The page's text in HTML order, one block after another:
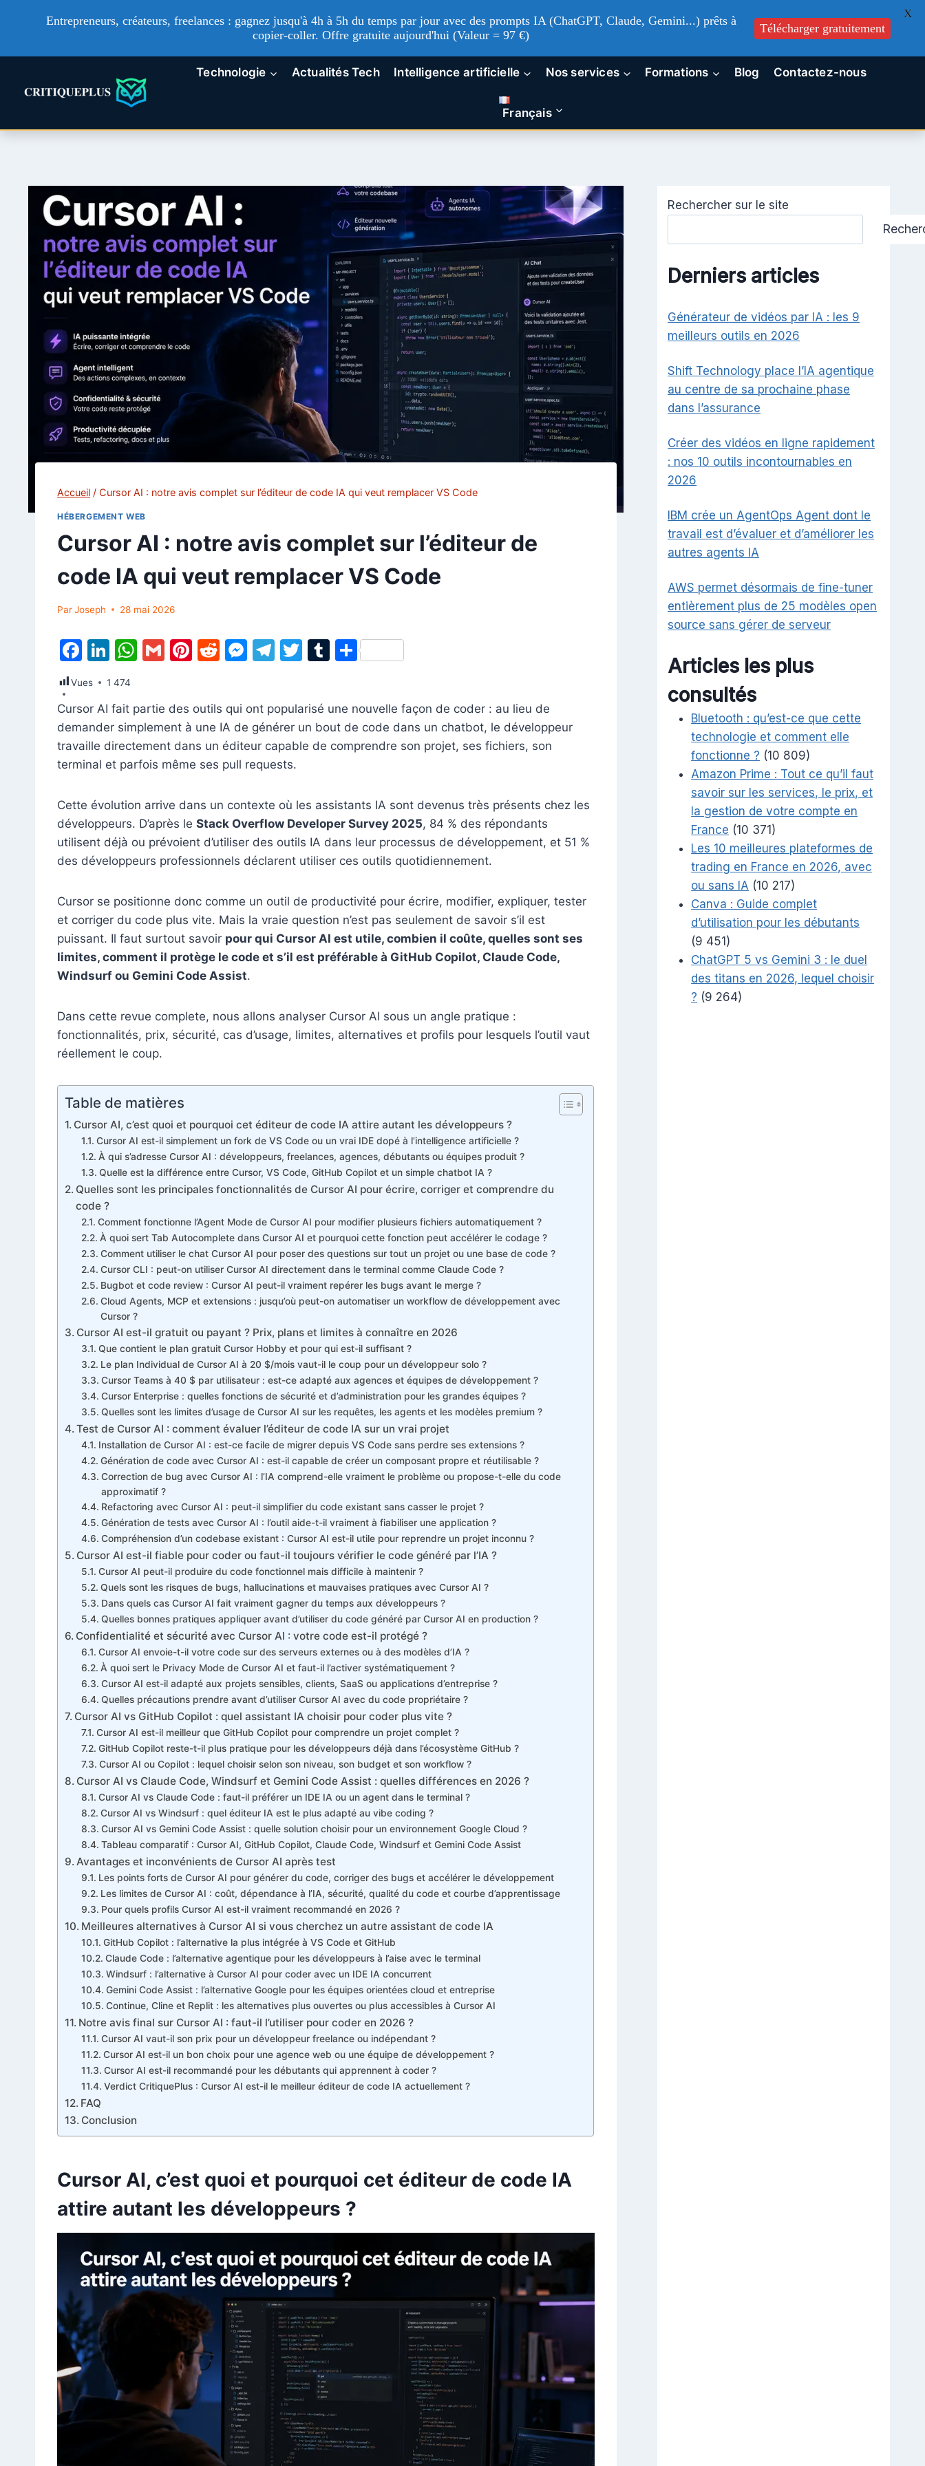
Technologie Actualités Tech Intelligence artificielle Nos services Formations Blog Contactez-nous
Français
Accueil / Cursor AI : notre avis complet sur l’éditeur de code IA qui veut remplacer VS Code
HÉBERGEMENT WEB
Cursor AI : notre avis complet sur l’éditeur de
code IA qui veut remplacer VS Code
ParJoseph 28 mai 2026
F
c
e
b
o
k
Li
n
k
e
dI
n
W
s
A
p
G
l
Pi
e
st
R
di
t
M
s
e
n
er
T
gr
a
m
T
er
T
bl
r
P
g
er
Vues 1 474
Cursor AI fait partie des outils qui ont popularisé une nouvelle façon de coder : au lieu de
demander simplement à une IA de générer un bout de code dans un chatbot, le développeur
travaille directement dans un éditeur capable de comprendre son projet, ses fichiers, son
terminal et parfois même ses pull requests.
Cette évolution arrive dans un contexte où les assistants IA sont devenus très présents chez les
développeurs. D’après le Stack Overflow Developer Survey 2025, 84 % des répondants
utilisent déjà ou prévoient d’utiliser des outils IA dans leur processus de développement, et 51 %
des développeurs professionnels déclarent utiliser ces outils quotidiennement.
Cursor se positionne donc comme un outil de productivité pour écrire, modifier, expliquer, tester
et corriger du code plus vite. Mais la vraie question n’est pas seulement de savoir s’il est
puissant. Il faut surtout savoir pour qui Cursor AI est utile, combien il coûte, quelles sont ses
limites, comment il protège le code et s’il est préférable à GitHub Copilot, Claude Code,
Windsurf ou Gemini Code Assist.
Dans cette revue complete, nous allons analyser Cursor AI sous un angle pratique :
fonctionnalités, prix, sécurité, cas d’usage, limites, alternatives et profils pour lesquels l’outil vaut
réellement le coup.
Table de matières
Cursor AI, c’est quoi et pourquoi cet éditeur de code IA attire autant les développeurs ?
Cursor AI est-il simplement un fork de VS Code ou un vrai IDE dopé à l’intelligence artificielle ?
À qui s’adresse Cursor AI : développeurs, freelances, agences, débutants ou équipes produit ?
Quelle est la différence entre Cursor, VS Code, GitHub Copilot et un simple chatbot IA ?
Quelles sont les principales fonctionnalités de Cursor AI pour écrire, corriger et comprendre du
code ?
Comment fonctionne l’Agent Mode de Cursor AI pour modifier plusieurs fichiers automatiquement ?
À quoi sert Tab Autocomplete dans Cursor AI et pourquoi cette fonction peut accélérer le codage ?
Comment utiliser le chat Cursor AI pour poser des questions sur tout un projet ou une base de code ?
Cursor CLI : peut-on utiliser Cursor AI directement dans le terminal comme Claude Code ?
Bugbot et code review : Cursor AI peut-il vraiment repérer les bugs avant le merge ?
Cloud Agents, MCP et extensions : jusqu’où peut-on automatiser un workflow de développement avec
Cursor ?
Cursor AI est-il gratuit ou payant ? Prix, plans et limites à connaître en 2026
Que contient le plan gratuit Cursor Hobby et pour qui est-il suffisant ?
Le plan Individual de Cursor AI à 20 $/mois vaut-il le coup pour un développeur solo ?
Cursor Teams à 40 $ par utilisateur : est-ce adapté aux agences et équipes de développement ?
Cursor Enterprise : quelles fonctions de sécurité et d’administration pour les grandes équipes ?
Quelles sont les limites d’usage de Cursor AI sur les requêtes, les agents et les modèles premium ?
Test de Cursor AI : comment évaluer l’éditeur de code IA sur un vrai projet
Installation de Cursor AI : est-ce facile de migrer depuis VS Code sans perdre ses extensions ?
Génération de code avec Cursor AI : est-il capable de créer un composant propre et réutilisable ?
Correction de bug avec Cursor AI : l’IA comprend-elle vraiment le problème ou propose-t-elle du code
approximatif ?
Refactoring avec Cursor AI : peut-il simplifier du code existant sans casser le projet ?
Génération de tests avec Cursor AI : l’outil aide-t-il vraiment à fiabiliser une application ?
Compréhension d’un codebase existant : Cursor AI est-il utile pour reprendre un projet inconnu ?
Cursor AI est-il fiable pour coder ou faut-il toujours vérifier le code généré par l’IA ?
Cursor AI peut-il produire du code fonctionnel mais difficile à maintenir ?
Quels sont les risques de bugs, hallucinations et mauvaises pratiques avec Cursor AI ?
Dans quels cas Cursor AI fait vraiment gagner du temps aux développeurs ?
Quelles bonnes pratiques appliquer avant d’utiliser du code généré par Cursor AI en production ?
Confidentialité et sécurité avec Cursor AI : votre code est-il protégé ?
Cursor AI envoie-t-il votre code sur des serveurs externes ou à des modèles d’IA ?
À quoi sert le Privacy Mode de Cursor AI et faut-il l’activer systématiquement ?
Cursor AI est-il adapté aux projets sensibles, clients, SaaS ou applications d’entreprise ?
Quelles précautions prendre avant d’utiliser Cursor AI avec du code propriétaire ?
Cursor AI vs GitHub Copilot : quel assistant IA choisir pour coder plus vite ?
Cursor AI est-il meilleur que GitHub Copilot pour comprendre un projet complet ?
GitHub Copilot reste-t-il plus pratique pour les développeurs déjà dans l’écosystème GitHub ?
Cursor AI ou Copilot : lequel choisir selon son niveau, son budget et son workflow ?
Cursor AI vs Claude Code, Windsurf et Gemini Code Assist : quelles différences en 2026 ?
Cursor AI vs Claude Code : faut-il préférer un IDE IA ou un agent dans le terminal ?
Cursor AI vs Windsurf : quel éditeur IA est le plus adapté au vibe coding ?
Cursor AI vs Gemini Code Assist : quelle solution choisir pour un environnement Google Cloud ?
Tableau comparatif : Cursor AI, GitHub Copilot, Claude Code, Windsurf et Gemini Code Assist
Avantages et inconvénients de Cursor AI après test
Les points forts de Cursor AI pour générer du code, corriger des bugs et accélérer le développement
Les limites de Cursor AI : coût, dépendance à l’IA, sécurité, qualité du code et courbe d’apprentissage
Pour quels profils Cursor AI est-il vraiment recommandé en 2026 ?
Meilleures alternatives à Cursor AI si vous cherchez un autre assistant de code IA
GitHub Copilot : l’alternative la plus intégrée à VS Code et GitHub
Claude Code : l’alternative agentique pour les développeurs à l’aise avec le terminal
Windsurf : l’alternative à Cursor AI pour coder avec un IDE IA concurrent
Gemini Code Assist : l’alternative Google pour les équipes orientées cloud et entreprise
Continue, Cline et Replit : les alternatives plus ouvertes ou plus accessibles à Cursor AI
Notre avis final sur Cursor AI : faut-il l’utiliser pour coder en 2026 ?
Cursor AI vaut-il son prix pour un développeur freelance ou indépendant ?
Cursor AI est-il un bon choix pour une agence web ou une équipe de développement ?
Cursor AI est-il recommandé pour les débutants qui apprennent à coder ?
Verdict CritiquePlus : Cursor AI est-il le meilleur éditeur de code IA actuellement ?
FAQ
Conclusion
Cursor AI, c’est quoi et pourquoi cet éditeur de code IA
attire autant les développeurs ?
Rechercher sur le site
Derniers articles
Générateur de vidéos par IA : les 9
meilleurs outils en 2026
Shift Technology place l’IA agentique
au centre de sa prochaine phase
dans l’assurance
Créer des vidéos en ligne rapidement
: nos 10 outils incontournables en
2026
IBM crée un AgentOps Agent dont le
travail est d’évaluer et d’améliorer les
autres agents IA
AWS permet désormais de fine-tuner
entièrement plus de 25 modèles open
source sans gérer de serveur
Articles les plus
consultés
Bluetooth : qu’est-ce que cette
technologie et comment elle
fonctionne ? (10 809)
Amazon Prime : Tout ce qu’il faut
savoir sur les services, le prix, et
la gestion de votre compte en
France (10 371)
Les 10 meilleures plateformes de
trading en France en 2026, avec
ou sans IA (10 217)
Canva : Guide complet
d’utilisation pour les débutants
(9 451)
ChatGPT 5 vs Gemini 3 : le duel
des titans en 2026, lequel choisir
? (9 264)
Entrepreneurs, créateurs, freelances : gagnez jusqu'à 4h à 5h du temps par jour avec des prompts IA (ChatGPT, Claude, Gemini...) prêts à
copier-coller. Offre gratuite aujourd'hui (Valeur = 97 €)
Télécharger gratuitement
X